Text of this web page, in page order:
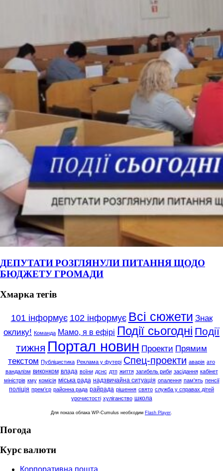
ДЕПУТАТИ РОЗГЛЯНУЛИ ПИТАННЯ ЩОДО
БЮДЖЕТУ ГРОМАДИ
Хмарка тегів
101 інформує 102 інформує Всі сюжети Знак
оклику! Команда Мамо, я в ефірі Події сьогодні Події
тижня Портал новин Проекти Прямим
текстом Публіцистика Реклама у футері Спец-проекти аварія ато
вандалізм виконком влада воїни дснс дтп життя загибель риби засідання кабінет
міністрів кму комісія міська рада надзвичайна ситуація опалення пам'ять пенсії
поліція прем'єр районна рада райрада рішення свято служба у справах дітей
урочистості хуліганство школа
Для показа облака WP-Cumulus необходим Flash Player
Погода
Курс валюти
Корпоративна пошта